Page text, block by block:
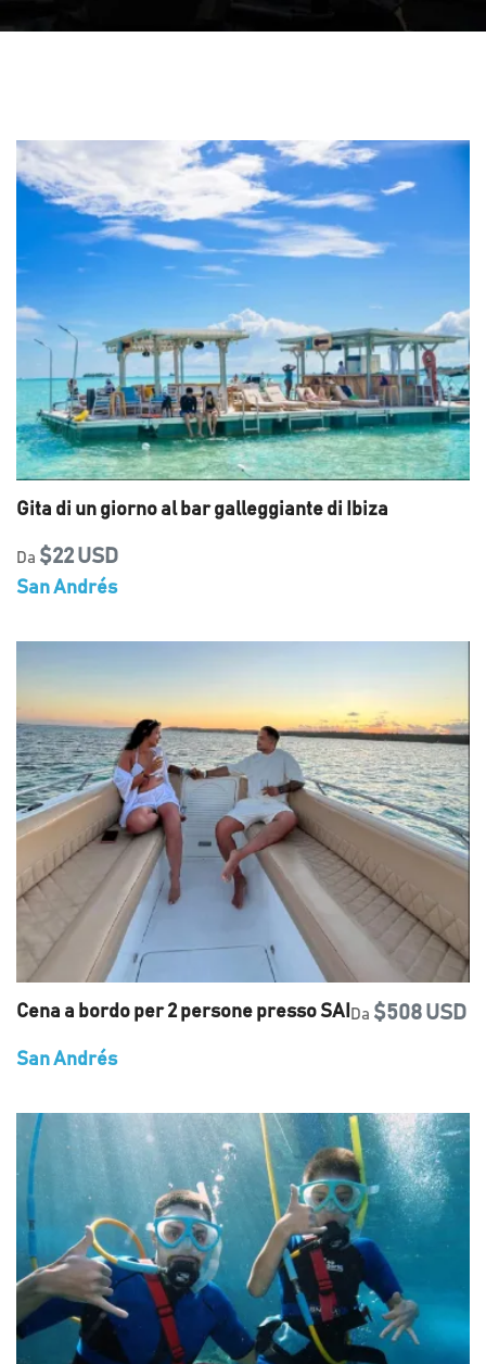
Gita di un giorno al bar galleggiante di Ibiza
Da $22 USD
San Andrés
Cena a bordo per 2 persone presso SAI Da $508 USD
San Andrés